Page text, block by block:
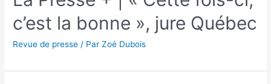
c’est la bonne », jure Québec
Revue de presse / ParZoé Dubois